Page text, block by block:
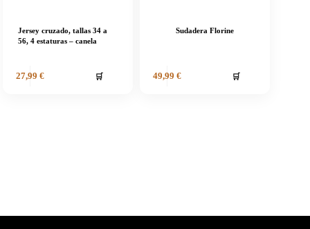
Jersey cruzado, tallas 34 a
56, 4 estaturas – canela
27,99 € 🛒
Sudadera Florine
49,99 € 🛒